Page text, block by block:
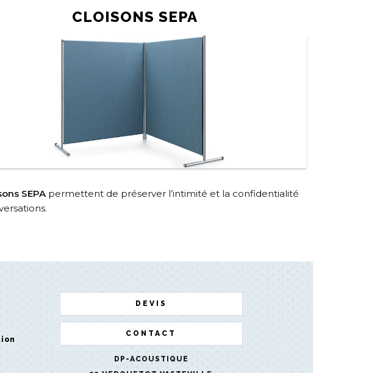
CLOISONS SEPA
SEPApermettent de préserver l’intimité et la confidentialité
DEVIS
CONTACT
DP-ACOUSTIQUE